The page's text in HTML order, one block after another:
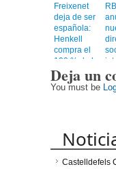
Freixenet
deja de ser
española:
Henkell
compra el
100 % de la
compañía
su
en
Deja un
You must be
Castelldefels